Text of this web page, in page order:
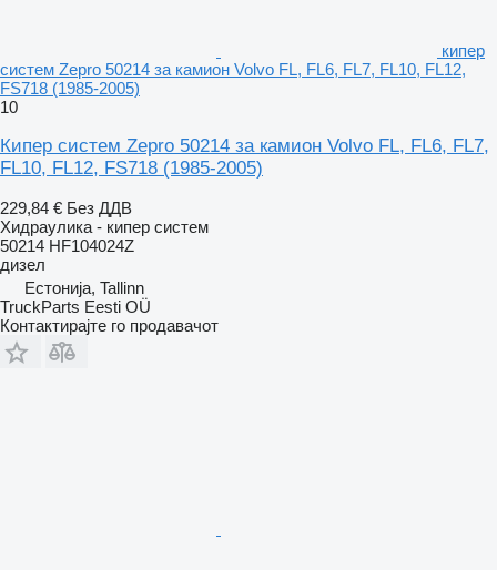
кипер
систем Zepro 50214 за камион Volvo FL, FL6, FL7, FL10, FL12,
FS718 (1985-2005)
10
Кипер систем Zepro 50214 за камион Volvo FL, FL6, FL7,
FL10, FL12, FS718 (1985-2005)
229,84 € Без ДДВ
Хидраулика - кипер систем
50214 HF104024Z
дизел
Естонија, Tallinn
TruckParts Eesti OÜ
Контактирајте го продавачот